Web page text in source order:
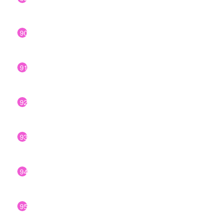
90
91
92
93
94
95